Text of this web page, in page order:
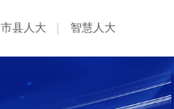
市县人大 智慧人大